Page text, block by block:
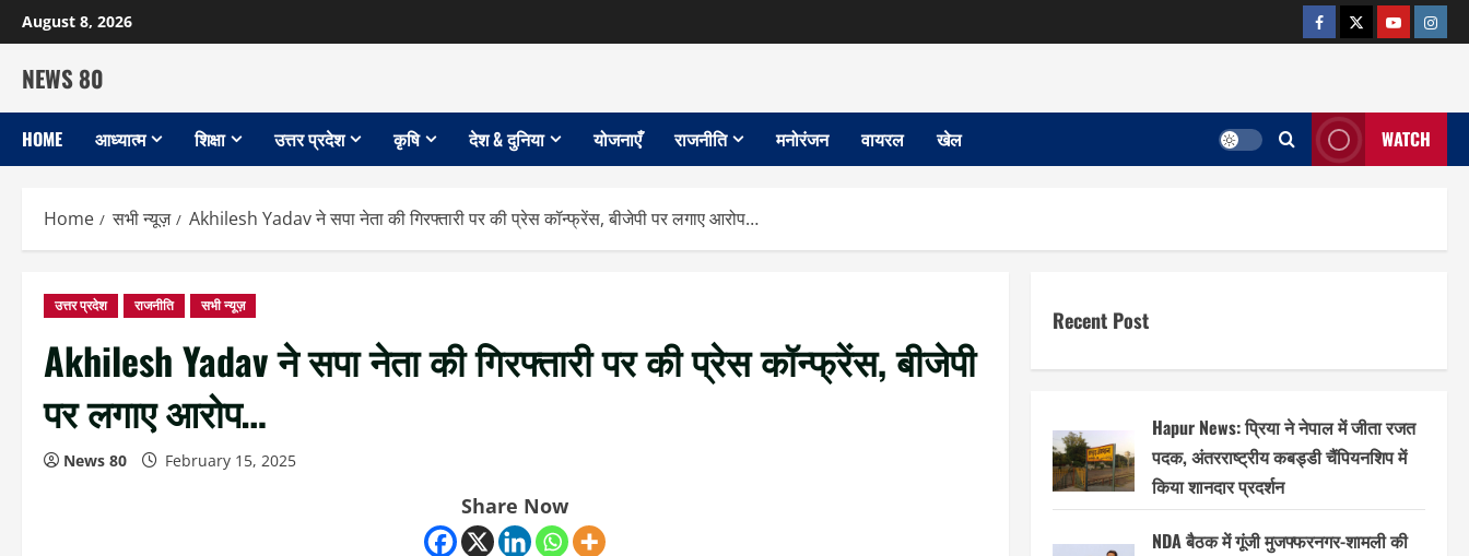
Skip
to
content
August 8, 2026 facebooktwitter
NEWS 80
HOME आध्यात्म शिक्षा उत्तर प्रदेश कृषि देश & दुनिया योजनाएँ राजनीति मनोरंजन वायरल खेल WATCH
Home सभी न्यूज़ Akhilesh Yadav ने सपा नेता की गिरफ्तारी पर की प्रेस कॉन्फ्रेंस, बीजेपी पर लगाए आरोप…
उत्तर प्रदेश राजनीति सभी न्यूज़
Akhilesh Yadav ने सपा नेता की गिरफ्तारी पर की प्रेस कॉन्फ्रेंस, बीजेपी
पर लगाए आरोप…
News 80 February 15, 2025
Share Now
Recent Post
Hapur News: प्रिया ने नेपाल में जीता रजत
पदक, अंतरराष्ट्रीय कबड्डी चैंपियनशिप में
किया शानदार प्रदर्शन
NDA बैठक में गूंजी मुजफ्फरनगर-शामली की